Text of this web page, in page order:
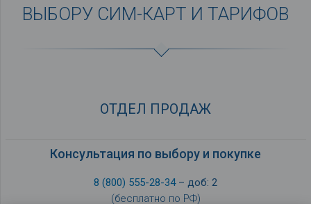
ВЫБОРУ СИМ-КАРТ И ТАРИФОВ
ОТДЕЛ ПРОДАЖ
Консультация по выбору и покупке
8 (800) 555-28-34– доб: 2
(бесплатно по РФ)